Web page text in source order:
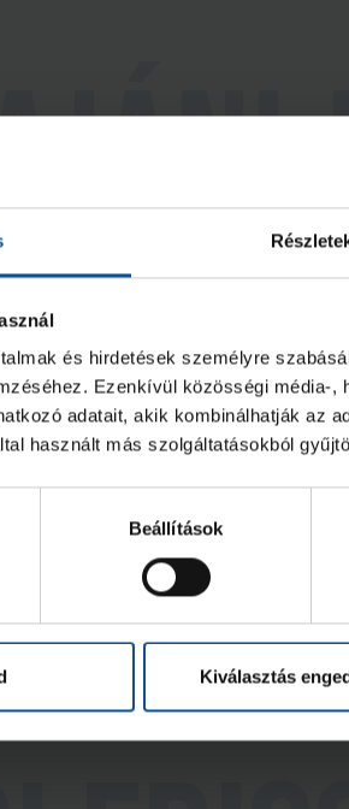
és hirdetések személyre
Ezenkívül közösségi média-
adatait, akik kombinálhatják az
használt más szolgáltatásokból
Beállítások
Kiválasztás
Videó
2026. jún. 08.
Bajnokcsapat